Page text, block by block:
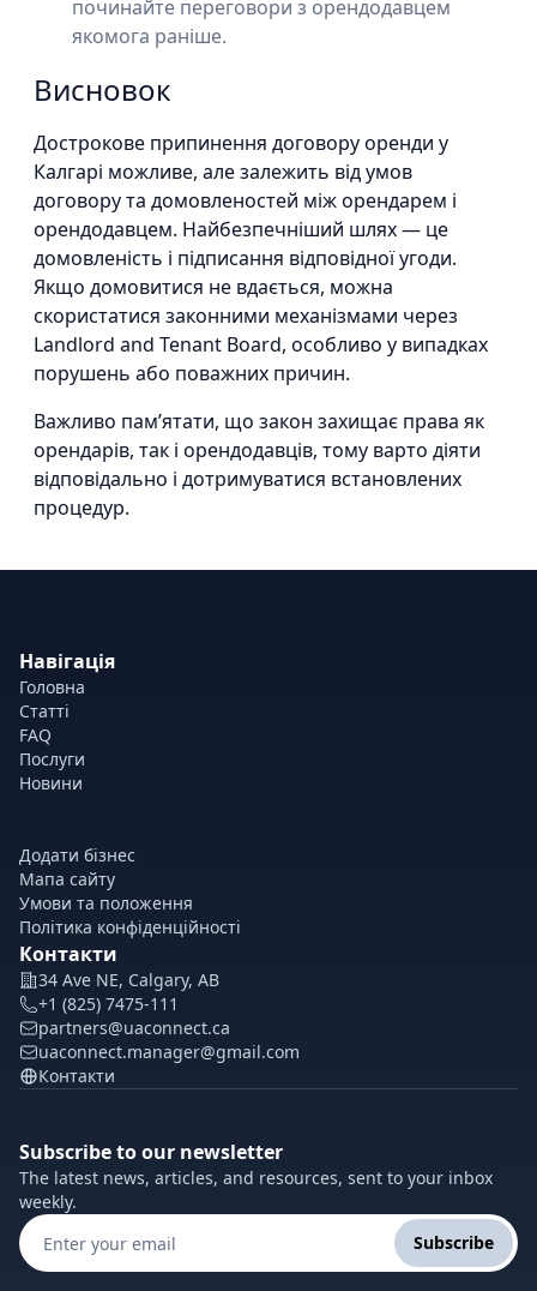
починайте переговори з орендодавцем
якомога раніше.
Висновок
Дострокове припинення договору оренди у
Калгарі можливе, але залежить від умов
договору та домовленостей між орендарем і
орендодавцем. Найбезпечніший шлях — це
домовленість і підписання відповідної угоди.
Якщо домовитися не вдається, можна
скористатися законними механізмами через
Landlord and Tenant Board, особливо у випадках
порушень або поважних причин.
Важливо пам’ятати, що закон захищає права як
орендарів, так і орендодавців, тому варто діяти
відповідально і дотримуватися встановлених
процедур.
Навігація
Головна
Статті
FAQ
Послуги
Новини
Додати бізнес
Мапа сайту
Умови та положення
Політика конфіденційності
Контакти
34 Ave NE, Calgary, AB
+1 (825) 7475-111
partners@uaconnect.ca
uaconnect.manager@gmail.com
Контакти
Subscribe to our newsletter
The latest news, articles, and resources, sent to your inbox
weekly.
Subscribe